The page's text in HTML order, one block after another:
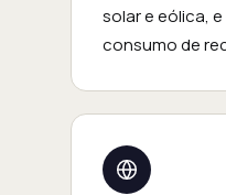
solar e eólica,
consumo de